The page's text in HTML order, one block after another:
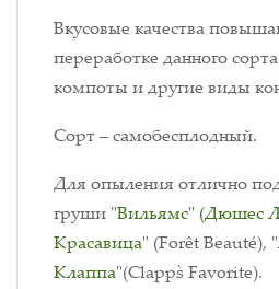
Вкусовые качества
переработке данного
компоты и другие виды
Сорт – самобесплодный.
Для опыления отлично
груши "Вильямс" (Дюшес
Красавица" (Forêt Beauté), "
Клаппа"(Clapp`s Favorite).